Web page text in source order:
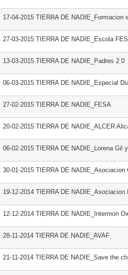
17-04-2015 TIERRA DE NADIE_Formacion
27-03-2015 TIERRA DE NADIE_Escola
13-03-2015 TIERRA DE NADIE_Padres 2.0
06-03-2015 TIERRA DE NADIE_Especial
27-02-2015 TIERRA DE NADIE_FESA
20-02-2015 TIERRA DE NADIE_ALCER
06-02-2015 TIERRA DE NADIE_Lorena Gil
30-01-2015 TIERRA DE NADIE_Asociacion
19-12-2014 TIERRA DE NADIE_Asociacion
12-12-2014 TIERRA DE NADIE_Intermon
28-11-2014 TIERRA DE NADIE_AVAF
21-11-2014 TIERRA DE NADIE_Save the